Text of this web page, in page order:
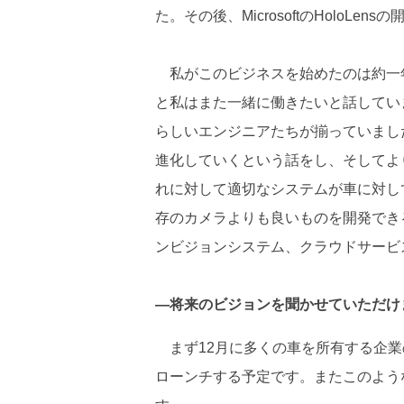
た。その後、MicrosoftのHoloLensの
私がこのビジネスを始めたのは約
と私はまた一緒に働きたいと話して
らしいエンジニアたちが揃っていま
進化していくという話をし、そして
れに対して適切なシステムが車に対
存のカメラよりも良いものを開発で
ンビジョンシステム、クラウドサー
―将来のビジョンを聞かせていただけ
まず12月に多くの車を所有する企
ローンチする予定です。またこのよ